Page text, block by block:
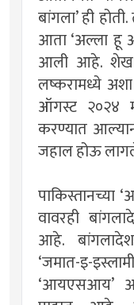
बांगला’ ही
आता ‘अल्ला हू
आली आहे. शेख
लष्करामध्ये
ऑगस्ट २०२४
करण्यात
जहाल होऊ
वावरही
आहे.
‘जमात-इ-
‘आयएसआय’